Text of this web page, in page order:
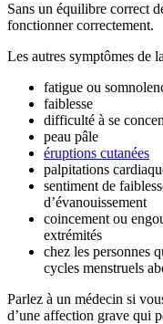
Sans un équilibre correct
fonctionner correctement.
Les autres symptômes de
fatigue ou
faiblesse
difficulté à se
peau pâle
éruptions cutanées
palpitations
sentiment de
d’évanouissement
coincement ou
extrémités
chez les personnes
cycles menstruels
Parlez à un médecin si
d’une affection grave qui